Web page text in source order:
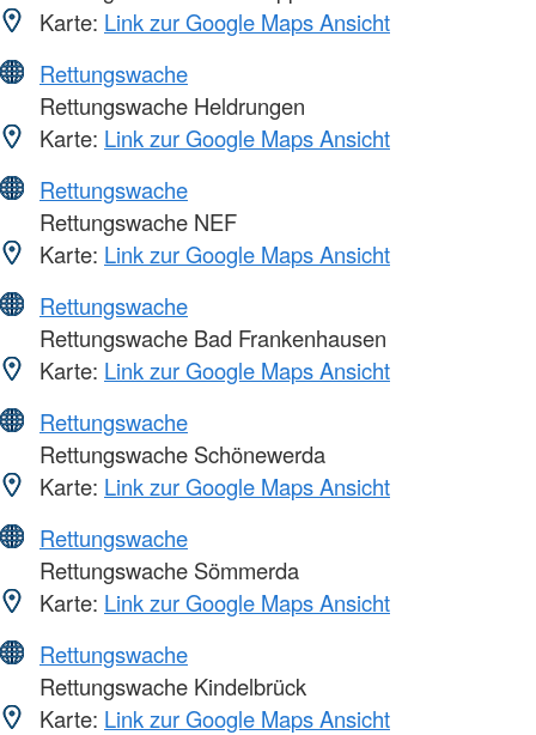
Karte: Link zur Google Maps Ansicht
Rettungswache
Rettungswache Heldrungen
Karte: Link zur Google Maps Ansicht
Rettungswache
Rettungswache NEF
Karte: Link zur Google Maps Ansicht
Rettungswache
Rettungswache Bad Frankenhausen
Karte: Link zur Google Maps Ansicht
Rettungswache
Rettungswache Schönewerda
Karte: Link zur Google Maps Ansicht
Rettungswache
Rettungswache Sömmerda
Karte: Link zur Google Maps Ansicht
Rettungswache
Rettungswache Kindelbrück
Karte: Link zur Google Maps Ansicht